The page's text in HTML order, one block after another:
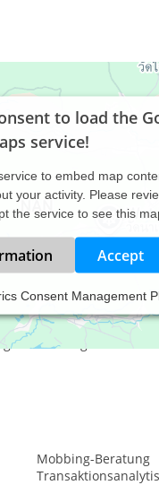
to load the
service!
to embed map
your activity. Please
the service to see this
Accept
Consent Management
Ihrem Thema und
Insofern
Lösungen sowie in
Mobbing-Beratung